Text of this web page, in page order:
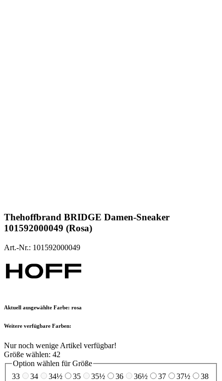
Thehoffbrand BRIDGE Damen-Sneaker
101592000049 (Rosa)
Art.-Nr.: 101592000049
Aktuell ausgewählte Farbe: rosa
Weitere verfügbare Farben:
Nur noch wenige Artikel verfügbar!
Größe wählen: 42
Option wählen für Größe
33
34 34½ 35 35½ 36 36½ 37 37½
38